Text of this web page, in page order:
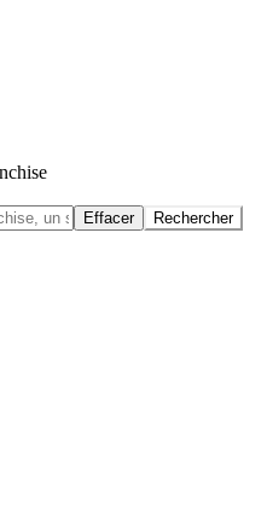
Effacer Rechercher